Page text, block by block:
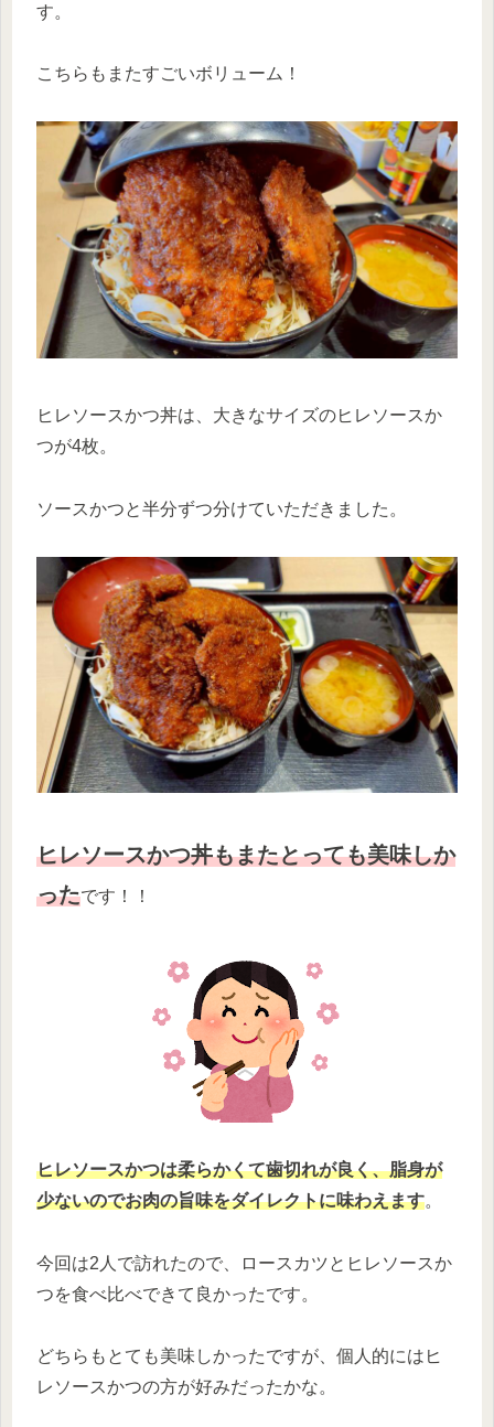
す。
こちらもまたすごいボリューム！
ヒレソースかつ丼は、大きなサイズのヒレソースか
つが4枚。
ソースかつと半分ずつ分けていただきました。
ヒレソースかつ丼もまたとっても美味しか
ったです！！
ヒレソースかつは柔らかくて歯切れが良く、脂身が
少ないのでお肉の旨味をダイレクトに味わえます。
今回は2人で訪れたので、ロースカツとヒレソースか
つを食べ比べできて良かったです。
どちらもとても美味しかったですが、個人的にはヒ
レソースかつの方が好みだったかな。